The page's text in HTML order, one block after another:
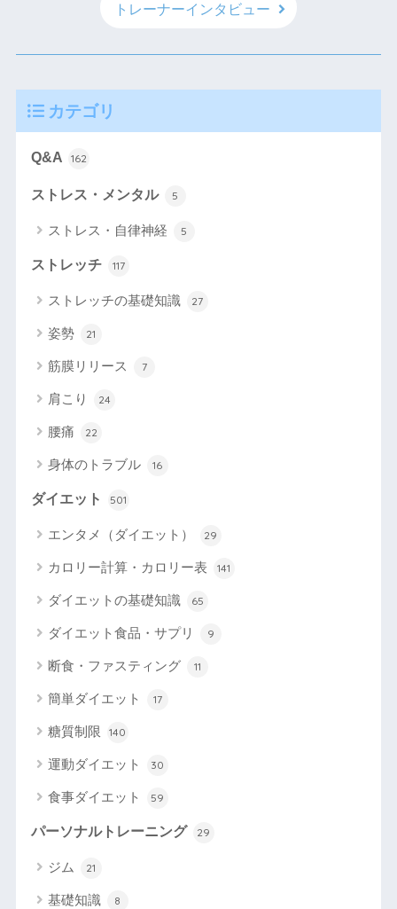
トレーナーインタビュー
カテゴリ
Q&A 162
ストレス・メンタル 5
ストレス・自律神経 5
ストレッチ 117
ストレッチの基礎知識 27
姿勢 21
筋膜リリース 7
肩こり 24
腰痛 22
身体のトラブル 16
ダイエット 501
エンタメ（ダイエット） 29
カロリー計算・カロリー表 141
ダイエットの基礎知識 65
ダイエット食品・サプリ 9
断食・ファスティング 11
簡単ダイエット 17
糖質制限 140
運動ダイエット 30
食事ダイエット 59
パーソナルトレーニング 29
ジム 21
基礎知識 8